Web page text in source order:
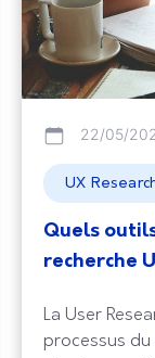
22/05/
UX
Quels
recherche
La User
processus du